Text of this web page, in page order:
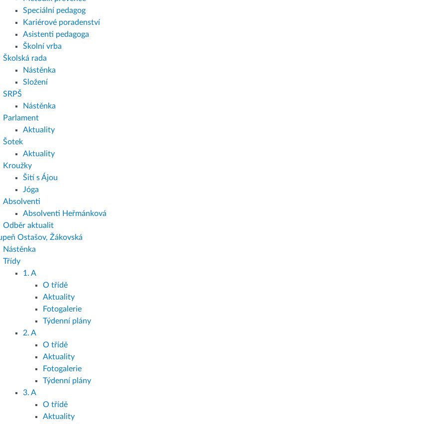
Speciální pedagog
Kariérové poradenství
Asistenti pedagoga
Školní vrba
Školská rada
Nástěnka
Složení
SRPŠ
Nástěnka
Parlament
Aktuality
Šotek
Aktuality
Kroužky
Šití s Ájou
Jóga
Absolventi
Absolventi Heřmánková
Odběr aktualit
Ostašov, Žákovská
Nástěnka
Třídy
1. A
O třídě
Aktuality
Fotogalerie
Týdenní plány
2. A
O třídě
Aktuality
Fotogalerie
Týdenní plány
3. A
O třídě
Aktuality